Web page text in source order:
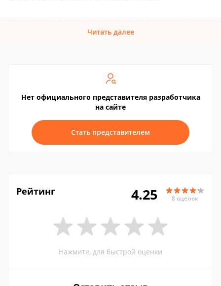
Читать далее
Нет официального представителя разработчика
на сайте
Стать представителем
Рейтинг 4.25 8 оценок
Нажмите, для быстрой оценки